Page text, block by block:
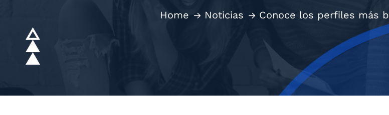
Home Noticias Conoce los perfiles más